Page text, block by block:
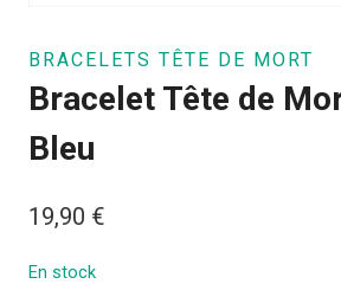
BRACELETS TÊTE DE MORT
Bracelet Tête de
Bleu
19,90 €
En stock